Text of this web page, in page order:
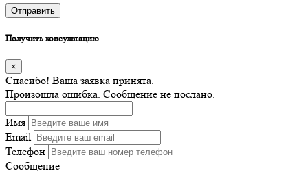
Отправить
Получить консультацию
×
Спасибо! Ваша заявка принята.
Произошла ошибка. Сообщение не послано.
Имя
Email
Телефон
Сообщение